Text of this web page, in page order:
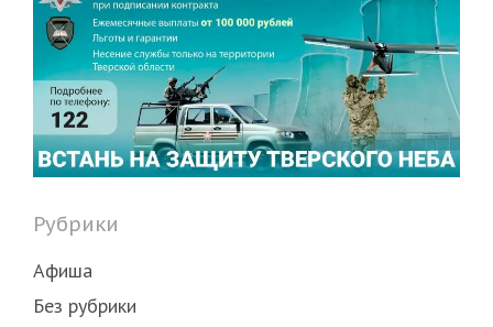
Рубрики
Афиша
Без рубрики